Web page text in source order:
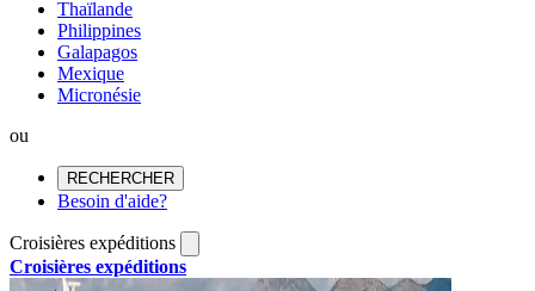
Thaïlande
Philippines
Galapagos
Mexique
Micronésie
ou
RECHERCHER
Besoin d'aide?
Croisières expéditions
Croisières expéditions